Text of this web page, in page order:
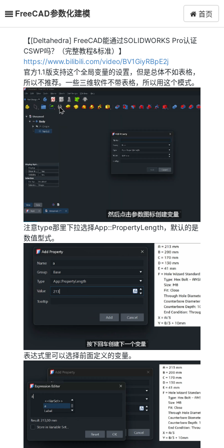
FreeCAD参数化建模 首页
【[Deltahedra] FreeCAD能通过SOLIDWORKS Pro认证
CSWP吗？（完整教程&标准）】
https://www.bilibili.com/video/BV1GiyRBpE2j
官方1.1版支持这个全局变量的设置，但是总体不如表格，
所以不推荐。一些三维软件不带表格，所以用这个模式。
注意type那里下拉选择App::PropertyLength，默认的是
数值型式。
表达式里可以选择前面定义的变量。